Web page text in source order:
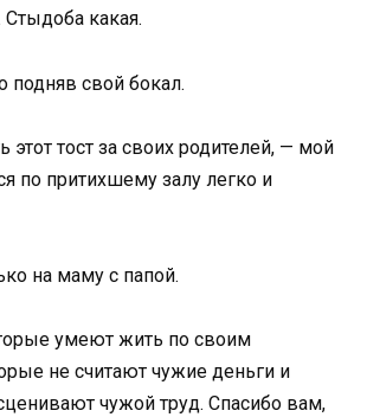
какая.
подняв свой бокал.
этот тост за своих родителей, — мой
по притихшему залу легко и
на маму с папой.
умеют жить по своим
не считают чужие деньги и
чужой труд. Спасибо вам,